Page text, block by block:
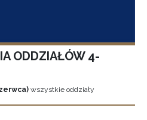
ODDZIAŁÓW 4-
wszystkie oddziały